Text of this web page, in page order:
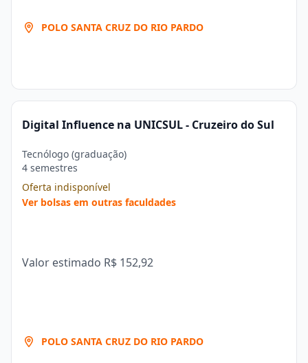
POLO SANTA CRUZ DO RIO PARDO
Digital Influence na UNICSUL - Cruzeiro do Sul
Tecnólogo (graduação)
4 semestres
Oferta indisponível
Ver bolsas em outras faculdades
Valor estimado R$ 152,92
POLO SANTA CRUZ DO RIO PARDO